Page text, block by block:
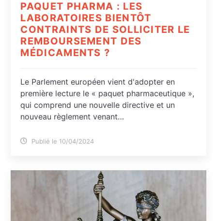
PAQUET PHARMA : LES
LABORATOIRES BIENTÔT
CONTRAINTS DE SOLLICITER LE
REMBOURSEMENT DES
MÉDICAMENTS ?
Le Parlement européen vient d'adopter en
première lecture le « paquet pharmaceutique »,
qui comprend une nouvelle directive et un
nouveau règlement venant…
Publié le 10/04/2024